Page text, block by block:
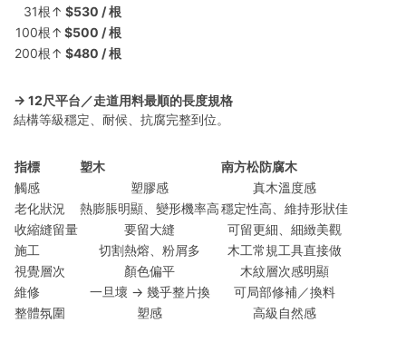
31根↑ $530 / 根
100根↑ $500 / 根
200根↑ $480 / 根
→ 12尺平台／走道用料最順的長度規格
結構等級穩定、耐候、抗腐完整到位。
指標 塑木
南方松防腐木
觸感
塑膠感
真木溫度感
老化狀況
熱膨脹明顯、變形機率高穩定性高、維持形狀佳
收縮縫留量
要留大縫
可留更細、細緻美觀
施工
切割熱熔、粉屑多
木工常規工具直接做
視覺層次
顏色偏平
木紋層次感明顯
維修
一旦壞 → 幾乎整片換
可局部修補／換料
整體氛圍
塑感 高級自然感